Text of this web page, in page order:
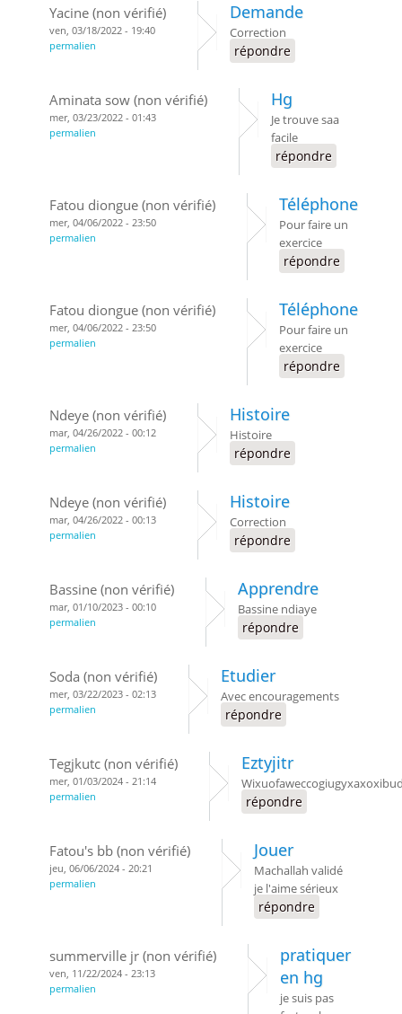
Yacine (non vérifié)
ven, 03/18/2022 - 19:40
permalien
Demande
Correction
répondre
Aminata sow (non vérifié)
mer, 03/23/2022 - 01:43
permalien
Hg
Je trouve saa
facile
répondre
Fatou diongue (non vérifié)
mer, 04/06/2022 - 23:50
permalien
Téléphone
Pour faire un
exercice
répondre
Fatou diongue (non vérifié)
mer, 04/06/2022 - 23:50
permalien
Téléphone
Pour faire un
exercice
répondre
Ndeye (non vérifié)
mar, 04/26/2022 - 00:12
permalien
Histoire
Histoire
répondre
Ndeye (non vérifié)
mar, 04/26/2022 - 00:13
permalien
Histoire
Correction
répondre
Bassine (non vérifié)
mar, 01/10/2023 - 00:10
permalien
Apprendre
Bassine ndiaye
répondre
Soda (non vérifié)
mer, 03/22/2023 - 02:13
permalien
Etudier
Avec encouragements
répondre
Tegjkutc (non vérifié)
mer, 01/03/2024 - 21:14
permalien
Eztyjitr
répondre
Fatou's bb (non vérifié)
jeu, 06/06/2024 - 20:21
permalien
Jouer
Machallah validé
je l'aime sérieux
répondre
summerville jr (non vérifié)
ven, 11/22/2024 - 23:13
permalien
pratiquer
en hg
je suis pas